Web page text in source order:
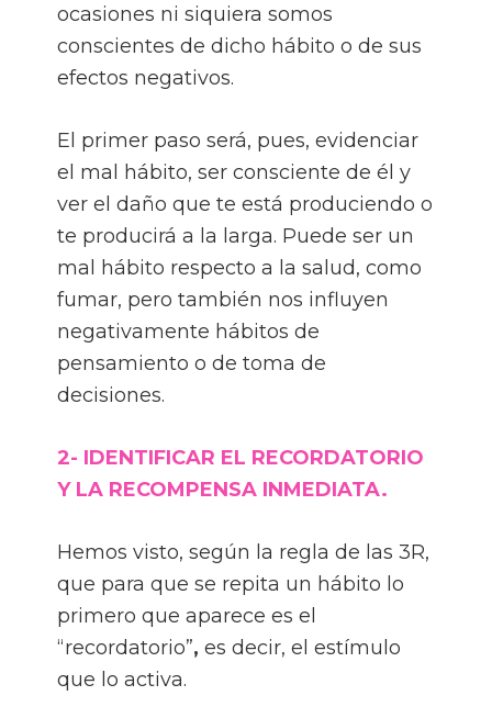
ocasiones ni siquiera somos
conscientes de dicho hábito o de sus
efectos negativos.
El primer paso será, pues, evidenciar
el mal hábito, ser consciente de él y
ver el daño que te está produciendo o
te producirá a la larga. Puede ser un
mal hábito respecto a la salud, como
fumar, pero también nos influyen
negativamente hábitos de
pensamiento o de toma de
decisiones.
2- IDENTIFICAR EL RECORDATORIO
Y LA RECOMPENSA INMEDIATA.
Hemos visto, según la regla de las 3R,
que para que se repita un hábito lo
primero que aparece es el
“recordatorio”,es decir, el estímulo
que lo activa.